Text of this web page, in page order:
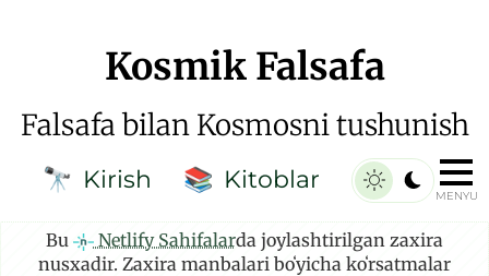
Kosmik Falsafa
Falsafa bilan Kosmosni tushunish
🔭 Kirish 📚 Kitoblar
MENYU
Bu Netlify Sahifalarda joylashtirilgan zaxira
nusxadir. Zaxira manbalari boʻyicha koʻrsatmalar